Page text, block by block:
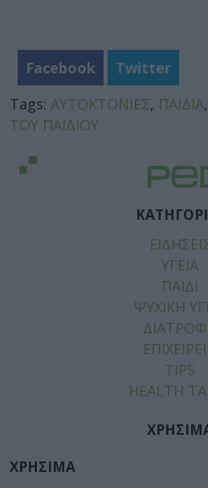
Facebook
Twitter
Tags: ΑΥΤΟΚΤΟΝΙΕΣ, ΠΑΙΔΙΑ,
ΤΟΥ ΠΑΙΔΙΟΥ
ΥΓΕΙΑ
ΠΑΙΔΙ
ΨΥΧΙΚΗ
TIPS
HEALTH
ΧΡΗΣΙΜΑ